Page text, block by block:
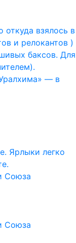
взялось в
и релокантов )
баксов. Для
— в
Ярлыки легко
Союза
Союза